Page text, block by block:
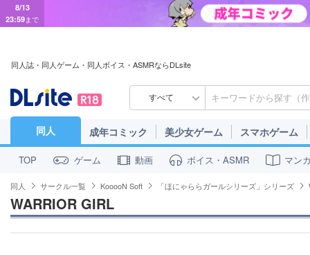
8/13
23:59まで
同人誌・同人ゲーム・同人ボイス・ASMRならDLsite
すべて
同人 成年コミック 美少女ゲーム スマホゲーム
TOP ゲーム 動画 ボイス・ASMR マン
同人 サークル一覧 KooooN Soft 「ほにゃららガールシリーズ」シリーズ
WARRIOR GIRL